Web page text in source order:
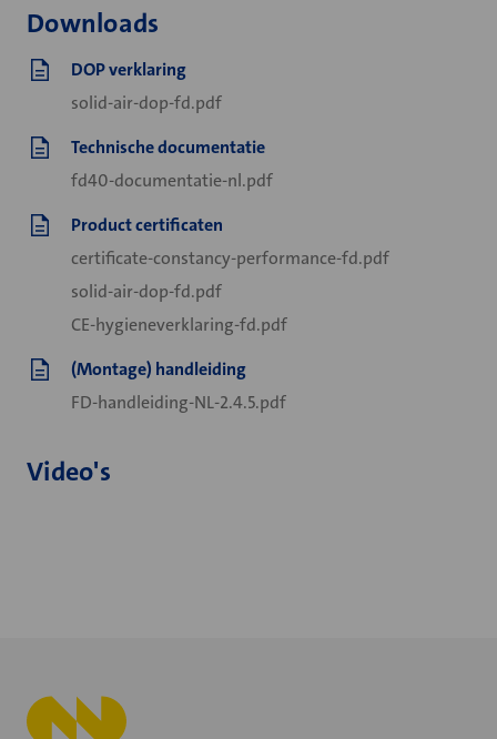
Downloads
DOP verklaring
solid-air-dop-fd.pdf
Technische documentatie
fd40-documentatie-nl.pdf
Product certificaten
certificate-constancy-performance-fd.pdf
solid-air-dop-fd.pdf
CE-hygieneverklaring-fd.pdf
(Montage) handleiding
FD-handleiding-NL-2.4.5.pdf
Video's